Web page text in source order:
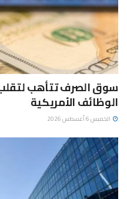
سوق الصرف تتأهب لتقلب
الوظائف الأمريكية
الخميس 6 أغسطس 2026